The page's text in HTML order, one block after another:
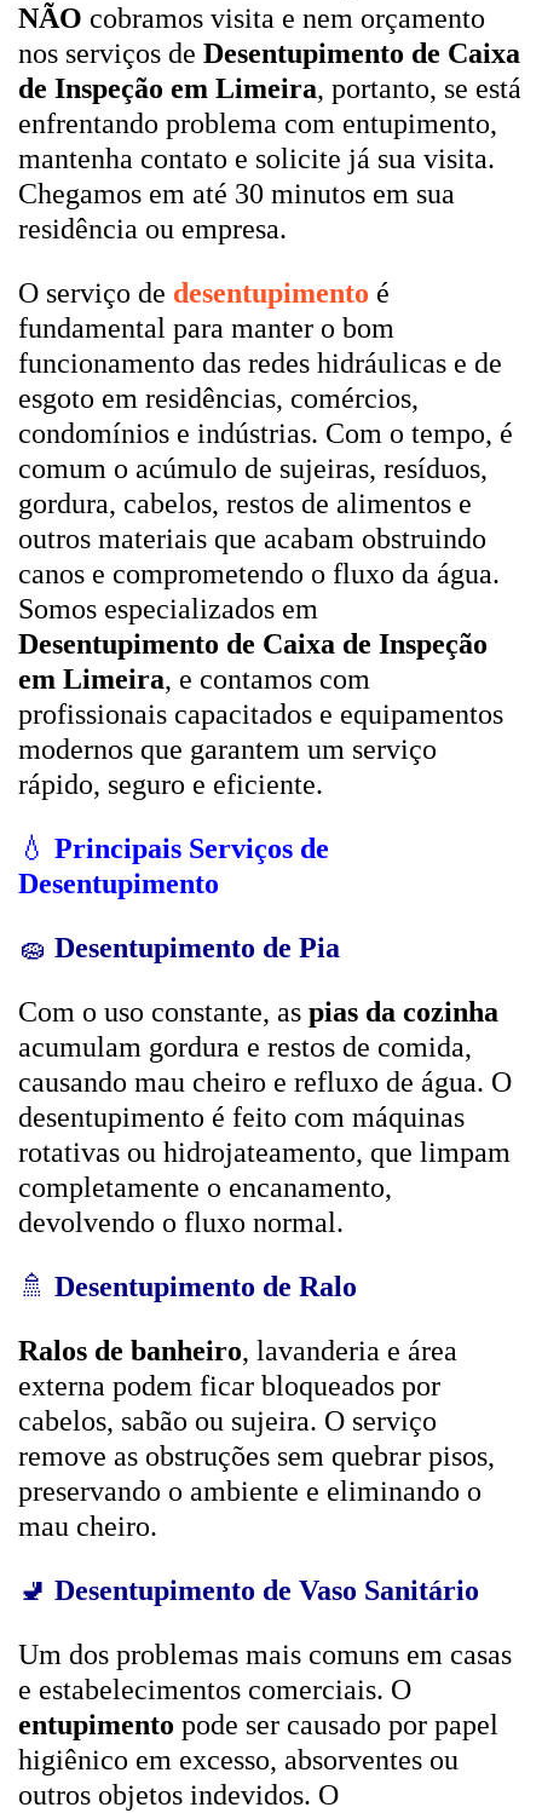
NÃO cobramos visita e nem orçamento
nos serviços de Desentupimento de Caixa
de Inspeção em Limeira, portanto, se está
enfrentando problema com entupimento,
mantenha contato e solicite já sua visita.
Chegamos em até 30 minutos em sua
residência ou empresa.
O serviço de desentupimento é
fundamental para manter o bom
funcionamento das redes hidráulicas e de
esgoto em residências, comércios,
condomínios e indústrias. Com o tempo, é
comum o acúmulo de sujeiras, resíduos,
gordura, cabelos, restos de alimentos e
outros materiais que acabam obstruindo
canos e comprometendo o fluxo da água.
Somos especializados em
Desentupimento de Caixa de Inspeção
em Limeira, e contamos com
profissionais capacitados e equipamentos
modernos que garantem um serviço
rápido, seguro e eficiente.
💧 Principais Serviços de
Desentupimento
🧽 Desentupimento de Pia
Com o uso constante, as pias da cozinha
acumulam gordura e restos de comida,
causando mau cheiro e refluxo de água. O
desentupimento é feito com máquinas
rotativas ou hidrojateamento, que limpam
completamente o encanamento,
devolvendo o fluxo normal.
🚿 Desentupimento de Ralo
Ralos de banheiro, lavanderia e área
externa podem ficar bloqueados por
cabelos, sabão ou sujeira. O serviço
remove as obstruções sem quebrar pisos,
preservando o ambiente e eliminando o
mau cheiro.
🚽 Desentupimento de Vaso Sanitário
Um dos problemas mais comuns em casas
e estabelecimentos comerciais. O
entupimento pode ser causado por papel
higiênico em excesso, absorventes ou
outros objetos indevidos. O